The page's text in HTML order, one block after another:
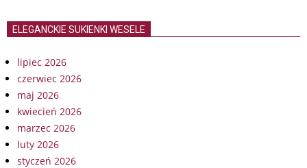
ELEGANCKIE SUKIENKI WESELE
lipiec 2026
czerwiec 2026
maj 2026
kwiecień 2026
marzec 2026
luty 2026
styczeń 2026